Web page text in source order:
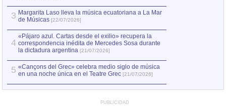
3 Margarita Laso lleva la música ecuatoriana a La Mar
de Músicas [22/07/2026]
4
«Pájaro azul. Cartas desde el exilio» recupera la
correspondencia inédita de Mercedes Sosa durante
la dictadura argentina [21/07/2026]
5 «Cançons del Grec» celebra medio siglo de música
en una noche única en el Teatre Grec [21/07/2026]
PUBLICIDAD